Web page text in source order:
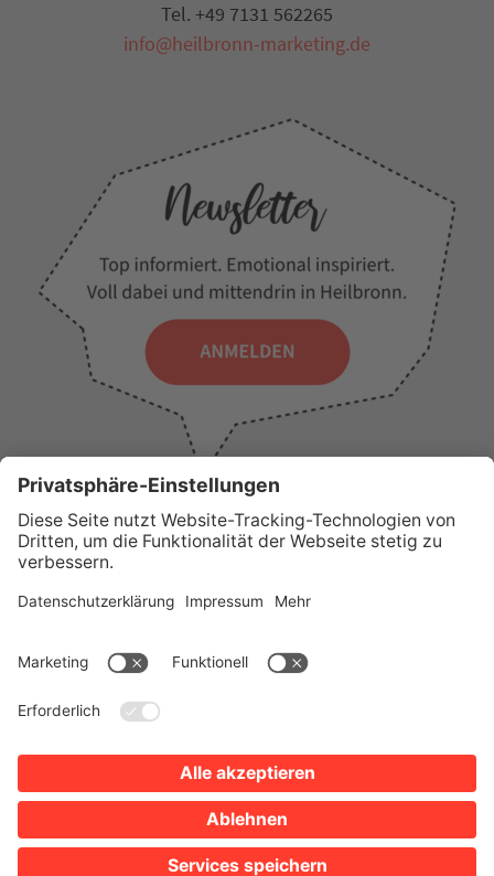
WICHTIGE LINKS
PresseWir über unsTourist-Information
Erklärung zur Barrierefreiheit
Impressum
Tel. +49 7131 562265
info@heilbronn-marketing.de